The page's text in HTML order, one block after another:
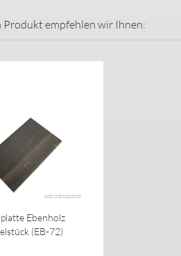
Produkt empfehlen wir Ihnen:
Ebenholz
(EB-72)